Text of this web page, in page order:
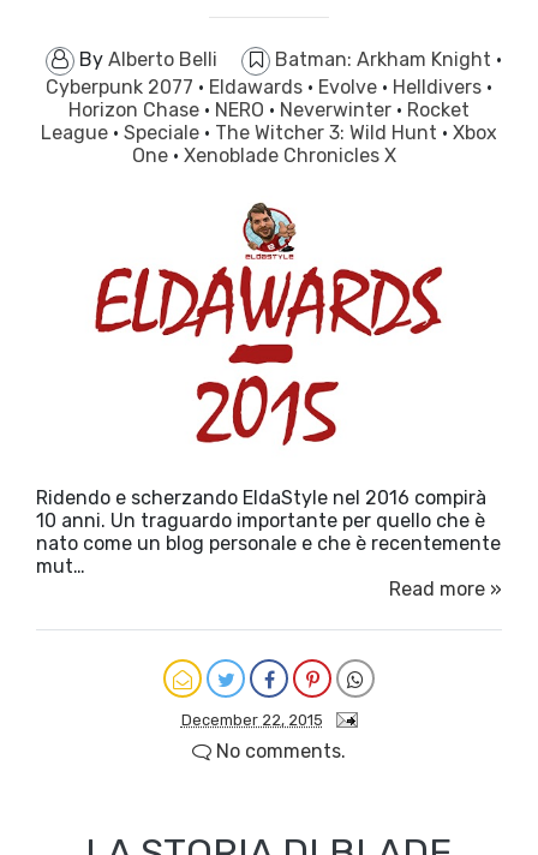
By Alberto Belli Batman: Arkham Knight ·
Cyberpunk 2077 · Eldawards · Evolve · Helldivers ·
Horizon Chase · NERO · Neverwinter · Rocket
League · Speciale · The Witcher 3: Wild Hunt · Xbox
One · Xenoblade Chronicles X
Ridendo e scherzando EldaStyle nel 2016 compirà
10 anni. Un traguardo importante per quello che è
nato come un blog personale e che è recentemente
mut…
Read more »
December 22, 2015
No comments.